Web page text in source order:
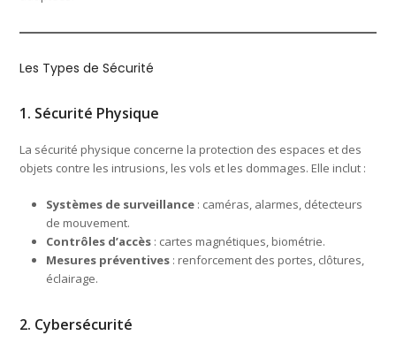
Les Types de Sécurité
1. Sécurité Physique
La sécurité physique concerne la protection des espaces et des
objets contre les intrusions, les vols et les dommages. Elle inclut :
Systèmes de surveillance : caméras, alarmes, détecteurs
de mouvement.
Contrôles d’accès : cartes magnétiques, biométrie.
Mesures préventives : renforcement des portes, clôtures,
éclairage.
2. Cybersécurité